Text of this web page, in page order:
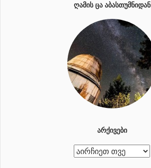
ᲦᲐᲛᲘᲡ ᲪᲐ ᲐᲑᲐᲡᲗᲣᲛᲜᲘᲓᲐᲜ
ᲐᲠᲥᲘᲕᲔᲑᲘ
ა